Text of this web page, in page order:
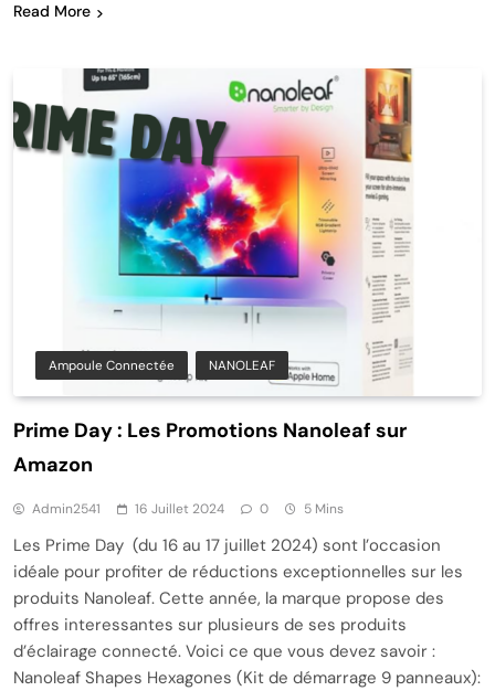
Read More
Ampoule Connectée NANOLEAF
Prime Day : Les Promotions Nanoleaf sur
Amazon
Admin2541 16 Juillet 2024 0 5 Mins
Les Prime Day (du 16 au 17 juillet 2024) sont l’occasion
idéale pour profiter de réductions exceptionnelles sur les
produits Nanoleaf. Cette année, la marque propose des
offres interessantes sur plusieurs de ses produits
d’éclairage connecté. Voici ce que vous devez savoir :
Nanoleaf Shapes Hexagones (Kit de démarrage 9 panneaux):